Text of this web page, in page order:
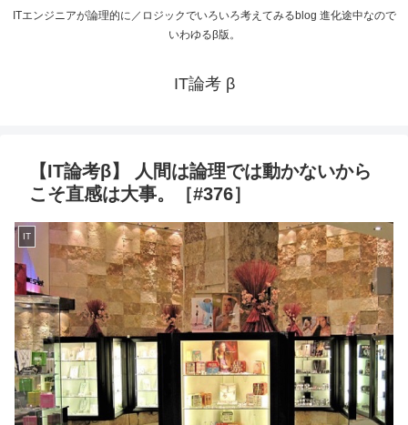
ITエンジニアが論理的に／ロジックでいろいろ考えてみるblog 進化途中なので
いわゆるβ版。
IT論考 β
【IT論考β】 人間は論理では動かないから
こそ直感は大事。［#376］
IT